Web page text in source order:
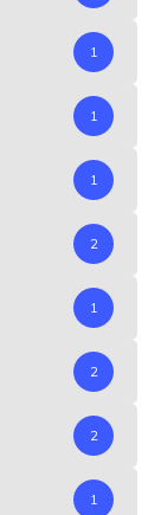
1
1
1
2
1
2
2
1